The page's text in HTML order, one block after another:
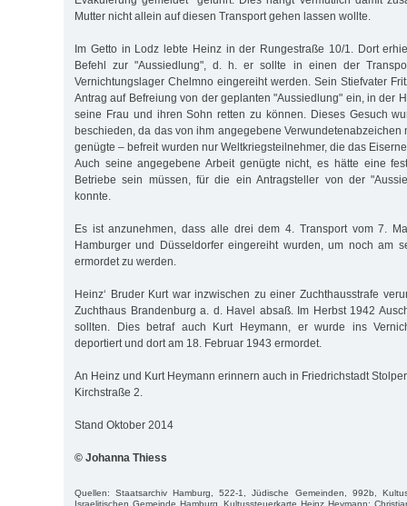
Mutter nicht allein auf diesen Transport gehen lassen wollte.
Im Getto in Lodz lebte Heinz in der Rungestraße 10/1. Dort
Befehl zur "Aussiedlung", d. h. er sollte in einen der
Vernichtungslager Chelmno eingereiht werden. Sein Stiefvater
Antrag auf Befreiung von der geplanten "Aussiedlung" ein, in der
seine Frau und ihren Sohn retten zu können. Dieses Gesuch
beschieden, da das von ihm angegebene Verwundetenabzeichen
genügte – befreit wurden nur Weltkriegsteilnehmer, die das
Auch seine angegebene Arbeit genügte nicht, es hätte eine
Betriebe sein müssen, für die ein Antragsteller von der
konnte.
Es ist anzunehmen, dass alle drei dem 4. Transport vom 7.
Hamburger und Düsseldorfer eingereiht wurden, um noch am
ermordet zu werden.
Heinz‘ Bruder Kurt war inzwischen zu einer Zuchthausstrafe
Zuchthaus Brandenburg a. d. Havel absaß. Im Herbst 1942
sollten. Dies betraf auch Kurt Heymann, er wurde ins
deportiert und dort am 18. Februar 1943 ermordet.
An Heinz und Kurt Heymann erinnern auch in Friedrichstadt
Kirchstraße 2.
Stand Oktober 2014
© Johanna Thiess
Quellen: Staatsarchiv Hamburg, 522-1, Jüdische Gemeinden, 992b,
Israelitischen Gemeinde Hamburg, Kultussteuerkarte Heinz Heymann;